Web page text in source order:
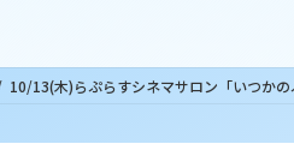
10/13(木)らぷらすシネマサロン「いつかの